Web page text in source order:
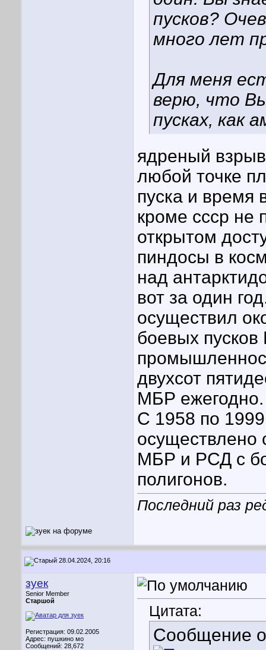
пусков?
много лет
Для меня
верю, что
пусках, как
ядреный
любой точке
пуска и время
кроме ссср не
открытом
пиндосы в
над
вот за один
осуществил
боевых
двухсот
МБР ежегодно.
С 1958 по
осуществлено
МБР и РСД с
полигонов.
Последний раз
28.04.2024, 20:16
зуек
Senior Member
Старшой
Регистрация: 09.02.2005
Адрес: пушкино мо
Сообщений: 28,672
Цитата:
Сообщение